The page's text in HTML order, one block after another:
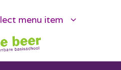
menu item